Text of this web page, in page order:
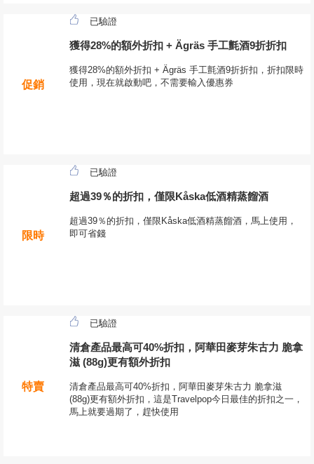
促銷
已驗證
獲得28%的額外折扣 + Ägräs 手工氈酒9折折扣
獲得28%的額外折扣 + Ägräs 手工氈酒9折折扣，折扣限時
使用，現在就啟動吧，不需要輸入優惠券
限時
已驗證
超過39％的折扣，僅限Kåska低酒精蒸餾酒
超過39％的折扣，僅限Kåska低酒精蒸餾酒，馬上使用，
即可省錢
特賣
已驗證
清倉產品最高可40%折扣，阿華田麥芽朱古力 脆拿
滋 (88g)更有額外折扣
清倉產品最高可40%折扣，阿華田麥芽朱古力 脆拿滋
(88g)更有額外折扣，這是Travelpop今日最佳的折扣之一，
馬上就要過期了，趕快使用